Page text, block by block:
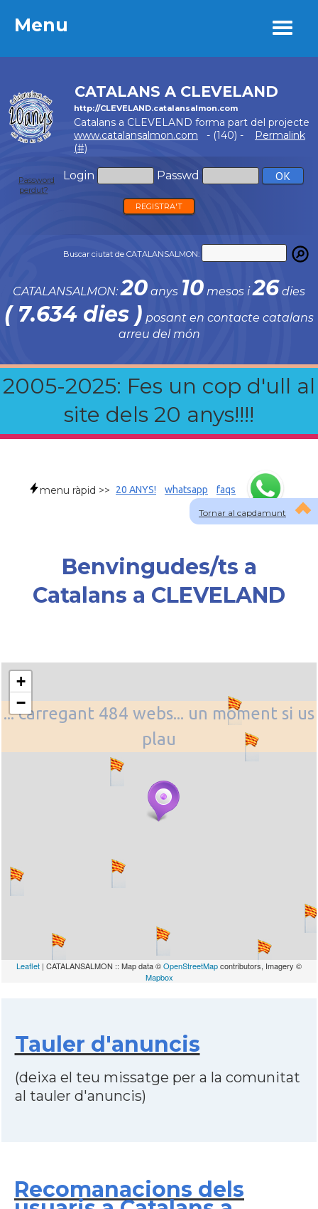
Menu
CATALANS A CLEVELAND
http://CLEVELAND.catalansalmon.com
Catalans a CLEVELAND forma part del projecte
www.catalansalmon.com - (140) -
Permalink
(#)
Login Passwd
Password
perdut?
REGISTRA'T
Buscar ciutat de CATALANSALMON:
CATALANSALMON:20 anys 10 mesos i26 dies
( 7.634 dies ) posant en contacte catalans
arreu del món
2005-2025: Fes un cop d'ull al
site dels 20 anys!!!!
Menu
Tornar al capdamunt
menu ràpid >> 20 ANYS! whatsapp faqs
Benvingudes/ts a
Catalans a CLEVELAND
... carregant 484 webs... un moment si us
plau
+
−
Leaflet | CATALANSALMON :: Map data ©OpenStreetMapcontributors, Imagery ©
Mapbox
Tauler d'anuncis
(deixa el teu missatge per a la comunitat
al tauler d'anuncis)
Recomanacions dels